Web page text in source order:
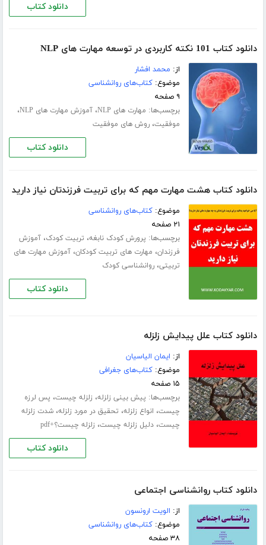
دانلود کتاب
دانلود کتاب 101 نکته کاربردی در توسعه مهارت های NLP
از: محمد افشار
موضوع:کتاب‌های روانشناسی
۹ صفحه
برچسب‌ها: مهارت های NLP ،آموزش مهارت های NLP ،
موفقیت،روش های موفقیت
دانلود کتاب
دانلود کتاب هشت مهارت مهم که برای تربیت فرزندتان نیاز دارید
موضوع:کتاب‌های روانشناسی
۲۱ صفحه
برچسب‌ها: پرورش کودک نابغه، تربیت کودک،آموزش
فرزندان، مهارت های تربیت کودکان،آموزش مهارت های
تربیتی،روانشناسی کودک
دانلود کتاب
دانلود کتاب علل پیدایش زلزله
از: ایمان الیاسیان
موضوع:کتاب‌های جغرافی
۱۵ صفحه
برچسب‌ها: پیش بینی زلزله، زلزله چیست، پس لرزه
چیست، انواع زلزله، تحقیق در مورد زلزله،شدت زلزله
چیست،دلیل زلزله چیست، زلزله چیست؟+pdf
دانلود کتاب
دانلود کتاب روانشناسی اجتماعی
از: الویت ارونسون
موضوع:کتاب‌های روانشناسی
۳۸ صفحه